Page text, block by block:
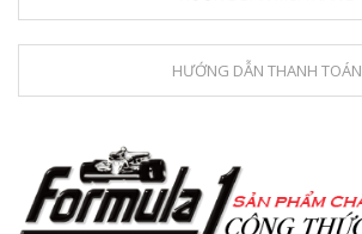
HƯỚNG DẪN THANH TOÁN